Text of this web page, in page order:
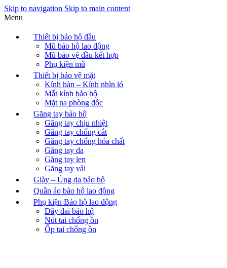
Skip to navigation Skip to main content
Menu
Thiết bị bảo hộ đầu
Mũ bảo hộ lao động
Mũ bảo vệ đầu kết hợp
Phụ kiện mũ
Thiết bị bảo vệ mặt
Kính hàn – Kính nhìn ló
Mắt kính bảo hộ
Mặt nạ phòng độc
Găng tay bảo hộ
Găng tay chịu nhiệt
Găng tay chống cắt
Găng tay chống hóa chất
Găng tay da
Găng tay len
Găng tay vải
Giày – Ủng da bảo hộ
Quần áo bảo hộ lao động
Phụ kiện Bảo hộ lao động
Dây đai bảo hộ
Nút tai chống ồn
Ốp tai chống ồn